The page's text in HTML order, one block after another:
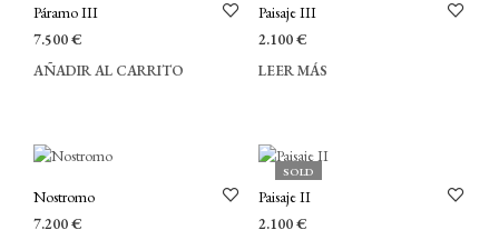
Páramo III
7.500€
AÑADIR AL CARRITO
Paisaje III
2.100€
LEER MÁS
Nostromo
7.200€
SOLD
Paisaje II
2.100€